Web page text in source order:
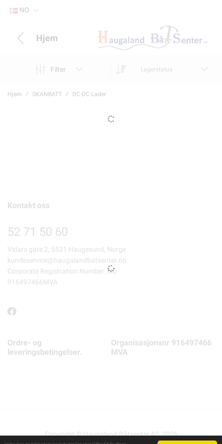
NO
Hjem
Filter Lagerstatus
Hjem SKANBATT DC-DC Lader
Kontakt oss
52 71 50 60
Vidars gate 2, 5531 Haugesund, Norge
kundeservice@haugalandbatsenter.no
Corporate Registration Number: NO
916497466MVA
Ordre- og
leveringsbetingelser.
Organisasjonsnr 916497466
MVA
Copyright © Haugaland Båtsenter AS, 2026